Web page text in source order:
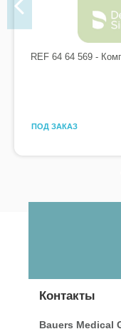
REF 64 64 569 -
ПОД ЗАКАЗ
Контакты
Bauers Medical